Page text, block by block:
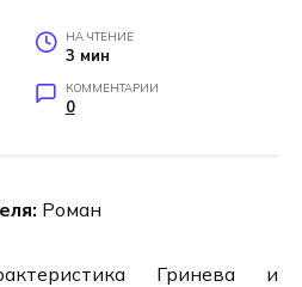
НА ЧТЕНИЕ
3 мин
КОММЕНТАРИИ
0
Роман
Гринева и